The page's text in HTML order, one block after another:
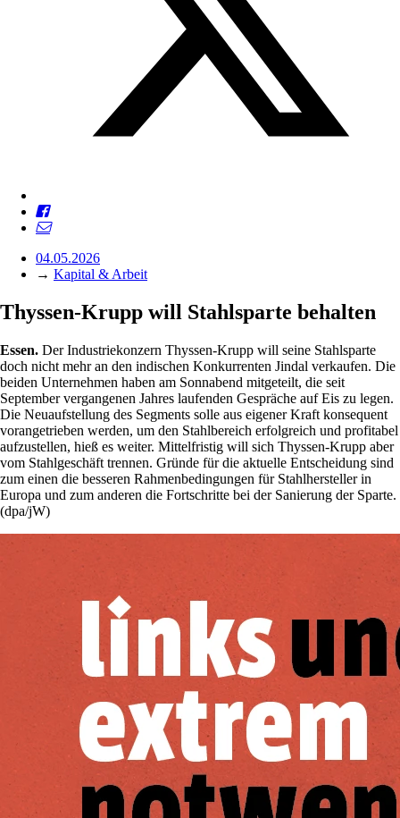
04.05.2026
→ Kapital & Arbeit
Thyssen-Krupp will Stahlsparte behalten
Essen. Der Industriekonzern Thyssen-Krupp will seine Stahlsparte
doch nicht mehr an den indischen Konkurrenten Jindal verkaufen. Die
beiden Unternehmen haben am Sonnabend mitgeteilt, die seit
September vergangenen Jahres laufenden Gespräche auf Eis zu legen.
Die Neuaufstellung des Segments solle aus eigener Kraft konsequent
vorangetrieben werden, um den Stahlbereich erfolgreich und profitabel
aufzustellen, hieß es weiter. Mittelfristig will sich Thyssen-Krupp aber
vom Stahlgeschäft trennen. Gründe für die aktuelle Entscheidung sind
zum einen die besseren Rahmenbedingungen für Stahlhersteller in
Europa und zum anderen die Fortschritte bei der Sanierung der Sparte.
(dpa/jW)